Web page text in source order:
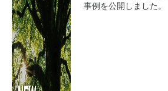
事例を公開しました。